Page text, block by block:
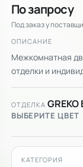
По запросу
Под заказ у
ОПИСАНИЕ
Межкомнатная
отделки и
ОТДЕЛКА
ВЫБЕРИТЕ ЦВЕТ
КАТЕГОРИЯ